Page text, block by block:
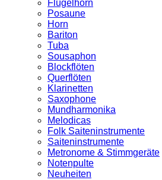
Flügelhorn
Posaune
Horn
Bariton
Tuba
Sousaphon
Blockflöten
Querflöten
Klarinetten
Saxophone
Mundharmonika
Melodicas
Folk Saiteninstrumente
Saiteninstrumente
Metronome & Stimmgeräte
Notenpulte
Neuheiten